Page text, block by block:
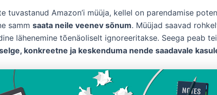
tuvastanud Amazon’i müüja, kellel on parendamise
samm saata neile veenev sõnum. Müüjad saavad
lähenemine tõenäoliselt ignoreeritakse. Seega peab
konkreetne ja keskenduma nende saadavale